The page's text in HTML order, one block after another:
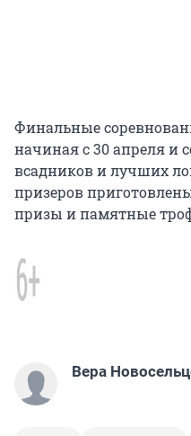
Финальные
начиная с 30 апреля и
всадников и лучших
призеров
призы и памятные
Вера